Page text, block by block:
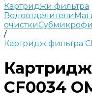
Картриджи фильтра
Водоотделители
очистки
/
Картридж фильтра
CF0034